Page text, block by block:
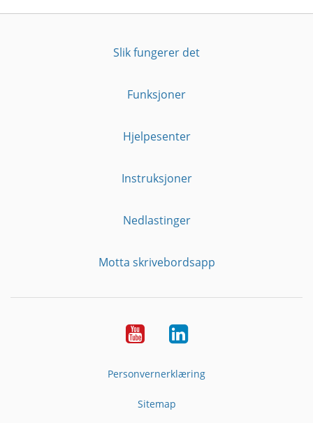
Slik fungerer det
Funksjoner
Hjelpesenter
Instruksjoner
Nedlastinger
Motta skrivebordsapp
YouTubeLinkedin
Personvernerklæring
Sitemap